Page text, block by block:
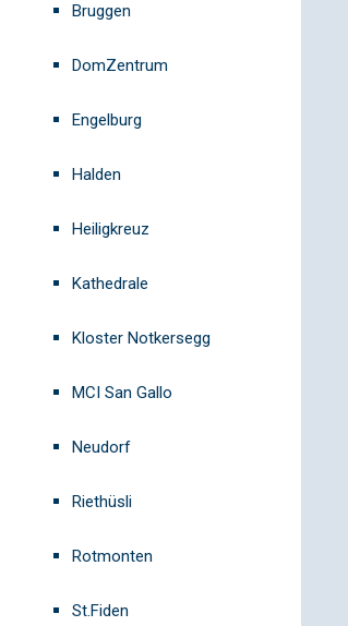
Bruggen
DomZentrum
Engelburg
Halden
Heiligkreuz
Kathedrale
Kloster Notkersegg
MCI San Gallo
Neudorf
Riethüsli
Rotmonten
St.Fiden